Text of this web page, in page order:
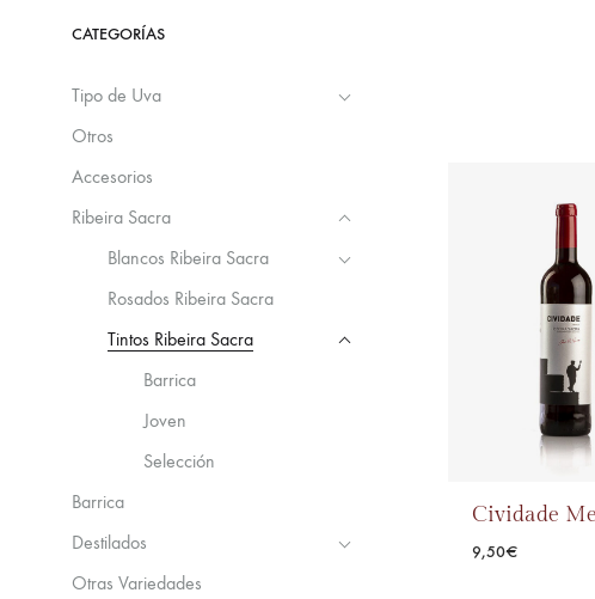
Cividade
9,50€
CATEGORÍAS
Tipo de Uva
Otros
Accesorios
Ribeira Sacra
Blancos Ribeira Sacra
Rosados Ribeira Sacra
Tintos Ribeira Sacra
Barrica
Joven
Selección
Barrica
Destilados
Otras Variedades